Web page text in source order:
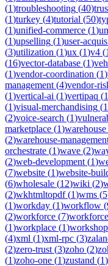
(1)troubleshooting (40)
(1)turkey (4)tutorial (50)
(1)unified-commerce (1)
(1)upselling (1)user-
(3)utilization (1)ux (1)v4 (1
(16)vector-database (1)
(1)vendor-coordination (1)
management (4)vendor-
(1)vertical-ai (1)vertipaq (1
(1)visual-merchandising (1
(2)voice-search (1)
marketplace (1)warehouse
(2)warehouse-
orchestrate (1)wave (2)
(2)web-development (1)
(7)website (1)website-
(6)wholesale (12)wiki (2)
(2)wkhtmltopdf(1)wms (5
(1)workday (1)workflow (
(2)workforce (7)
(1)workplace (1)
(4)xml (1)xml-rpc (3)
(2)zero-trust (3)zoho (2)
(1)zoho-one (1)zustand (1)